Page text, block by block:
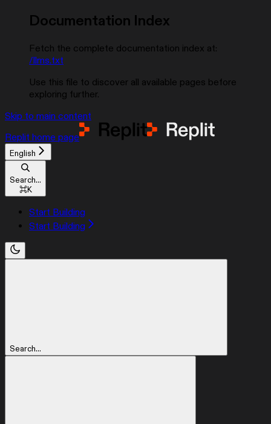
Documentation Index
Fetch the complete documentation index at:
/llms.txt
Use this file to discover all available pages before
exploring further.
Skip to main content
Replit home page
English
Search...
⌘K
Start Building
Start Building
Search...